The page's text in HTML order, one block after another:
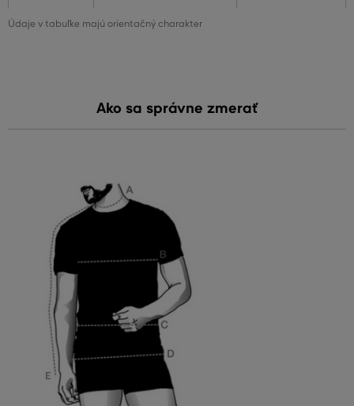
Údaje v tabuľke majú orientačný charakter
Ako sa správne zmerať